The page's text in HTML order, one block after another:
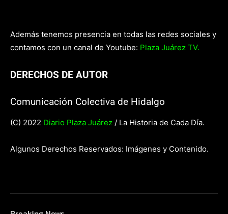
Además tenemos presencia en todas las redes sociales y
contamos con un canal de Youtube: Plaza Juárez TV.
DERECHOS DE AUTOR
Comunicación Colectiva de Hidalgo
(C) 2022 Diario Plaza Juárez / La Historia de Cada Día.
Algunos Derechos Reservados: Imágenes y Contenido.